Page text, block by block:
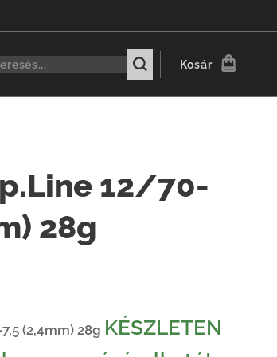
Kosár
12/70-
28g
(2,4mm) 28g KÉSZLETEN